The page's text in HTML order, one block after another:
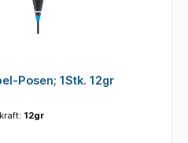
Posen; 1Stk. 12gr
12gr